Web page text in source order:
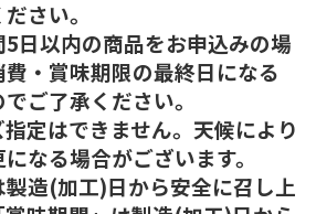
さい。
日以内の商品をお申込みの場
・賞味期限の最終日になる
ご了承ください。
定はできません。天候により
なる場合がございます。
造(加工)日から安全に召し上